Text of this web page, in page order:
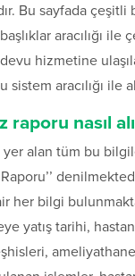
Bu sayfada çeşitli
aracılığı ile
hizmetine
sistem aracılığı ile
raporu nasıl
yer alan tüm bu
Raporu’’
her bilgi
yatış tarihi,